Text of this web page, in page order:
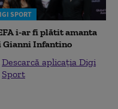
SPORT
i-ar fi plătit amanta
Gianni Infantino
Descarcă aplicația Digi
Sport